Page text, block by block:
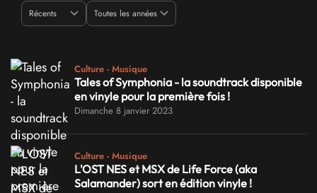
Culture - Musique
Tales of Symphonia - la soundtrack disponible
en vinyle pour la première fois !
Dimanche 8 janvier 2023
Culture - Musique
L'OST NES et MSX de Life Force (aka
Salamander) sort en édition vinyle !